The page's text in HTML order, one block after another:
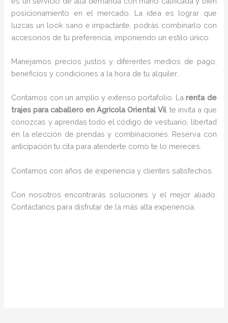
posicionamiento en el mercado. La idea es lograr que
luzcas un look sano e impactante, podrás combinarlo con
accesorios de tu preferencia, imponiendo un estilo único.
Manejamos precios justos y diferentes medios de pago,
beneficios y condiciones a la hora de tu alquiler.
Contamos con un amplio y extenso portafolio. Larenta de
trajes para caballero en Agricola Oriental Vii, te invita a que
conozcas y aprendas todo el código de vestuario, libertad
en la elección de prendas y combinaciones. Reserva con
anticipación tu cita para atenderte como te lo mereces.
Contamos con años de experiencia y clientes satisfechos.
Con nosotros encontrarás soluciones y el mejor aliado.
Contáctanos para disfrutar de la más alta experiencia.